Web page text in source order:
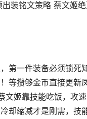
装铭文策略 蔡文姬
第一件装备必须锁死
等攒够金币直接更新
姬靠技能吃饭，攻
却缩减才是刚需，技